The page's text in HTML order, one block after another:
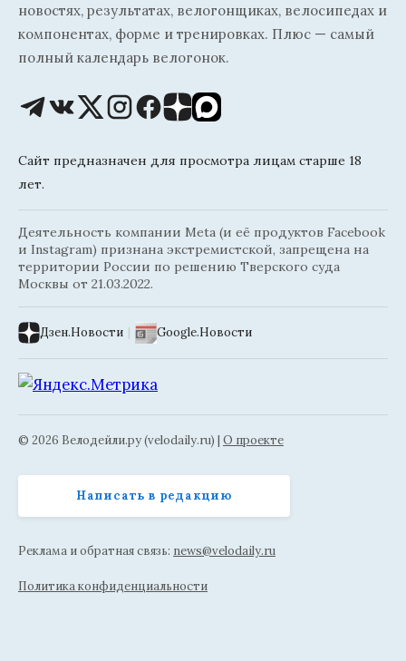
новостях, результатах, велогонщиках, велосипедах и
компонентах, форме и тренировках. Плюс — самый
полный календарь велогонок.
Сайт предназначен для просмотра лицам старше 18
лет.
Деятельность компании Meta (и её продуктов Facebook
и Instagram) признана экстремистской, запрещена на
территории России по решению Тверского суда
Москвы от 21.03.2022.
Дзен.Новости | Google.Новости
© 2026 Велодейли.ру (velodaily.ru) | О проекте
Написать в редакцию
Реклама и обратная связь: news@velodaily.ru
Политика конфиденциальности